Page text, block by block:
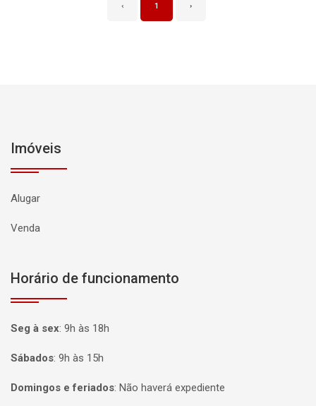
‹ 1 ›
Imóveis
Alugar
Venda
Horário de funcionamento
Seg à sex: 9h às 18h
Sábados: 9h às 15h
Domingos e feriados: Não haverá expediente